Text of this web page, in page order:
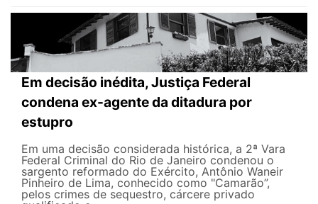
Em decisão inédita, Justiça Federal
condena ex-agente da ditadura por
estupro
Em uma decisão considerada histórica, a 2ª Vara
Federal Criminal do Rio de Janeiro condenou o
sargento reformado do Exército, Antônio Waneir
Pinheiro de Lima, conhecido como "Camarão”,
pelos crimes de sequestro, cárcere privado